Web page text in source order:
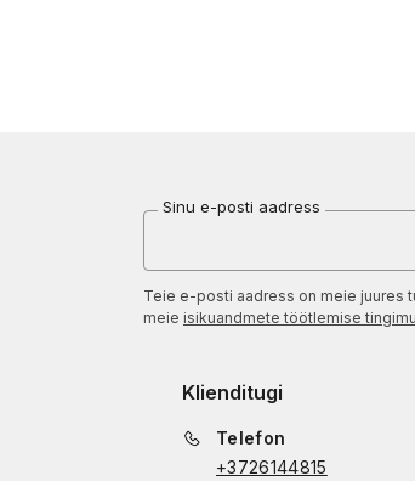
Sinu e-posti aadress
Teie e-posti aadress on meie juures
meie isikuandmete töötlemise
Klienditugi
Telefon
+3726144815